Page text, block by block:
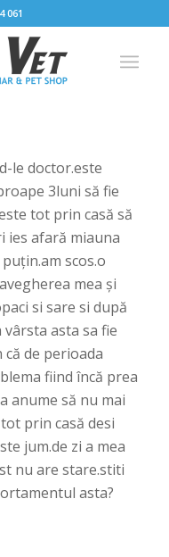
061
le doctor.este
3luni să fie
tot prin casă să
ies afară miauna
scos.o
mea și
si sare si după
vârsta asta sa fie
de perioada
fiind încă prea
anume să nu mai
prin casă desi
jum.de zi a mea
nu are stare.stiti
asta?